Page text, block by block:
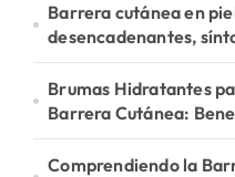
Barrera cutánea en
desencadenantes,
Brumas Hidratantes
Barrera Cutánea:
Comprendiendo la